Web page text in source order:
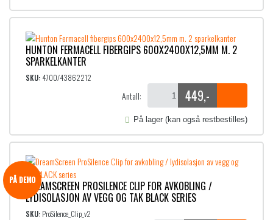
HUNTON FERMACELL FIBERGIPS 600X2400X12,5MM M. 2
SPARKELKANTER
SKU: 4700/43862212
Antall: 449,-
På lager (kan også restbestilles)
PÅ DEMODREAMSCREEN PROSILENCE CLIP FOR AVKOBLING /
LYDISOLASJON AV VEGG OG TAK BLACK SERIES
SKU: ProSilence_Clip_v2